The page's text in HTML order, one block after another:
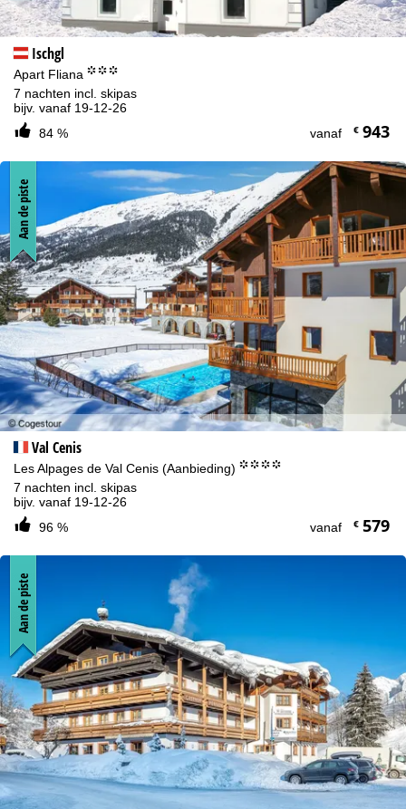
Ischgl
Apart Fliana °°°
7 nachten incl. skipas
bijv. vanaf 19-12-26
84 %
vanaf €943
Val Cenis
Les Alpages de Val Cenis (Aanbieding) °°°°
7 nachten incl. skipas
bijv. vanaf 19-12-26
96 %
vanaf €579
Aan de piste
Aan de piste